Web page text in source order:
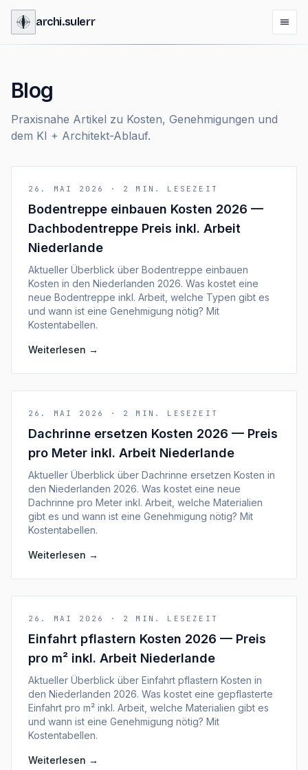
archi.sulerr
Blog
Praxisnahe Artikel zu Kosten, Genehmigungen und
dem KI + Architekt-Ablauf.
26. MAI 2026 · 2 MIN. LESEZEIT
Bodentreppe einbauen Kosten 2026 —
Dachbodentreppe Preis inkl. Arbeit
Niederlande
Aktueller Überblick über Bodentreppe einbauen
Kosten in den Niederlanden 2026. Was kostet eine
neue Bodentreppe inkl. Arbeit, welche Typen gibt es
und wann ist eine Genehmigung nötig? Mit
Kostentabellen.
Weiterlesen →
26. MAI 2026 · 2 MIN. LESEZEIT
Dachrinne ersetzen Kosten 2026 — Preis
pro Meter inkl. Arbeit Niederlande
Aktueller Überblick über Dachrinne ersetzen Kosten in
den Niederlanden 2026. Was kostet eine neue
Dachrinne pro Meter inkl. Arbeit, welche Materialien
gibt es und wann ist eine Genehmigung nötig? Mit
Kostentabellen.
Weiterlesen →
26. MAI 2026 · 2 MIN. LESEZEIT
Einfahrt pflastern Kosten 2026 — Preis
pro m² inkl. Arbeit Niederlande
Aktueller Überblick über Einfahrt pflastern Kosten in
den Niederlanden 2026. Was kostet eine gepflasterte
Einfahrt pro m² inkl. Arbeit, welche Materialien gibt es
und wann ist eine Genehmigung nötig? Mit
Kostentabellen.
Weiterlesen →